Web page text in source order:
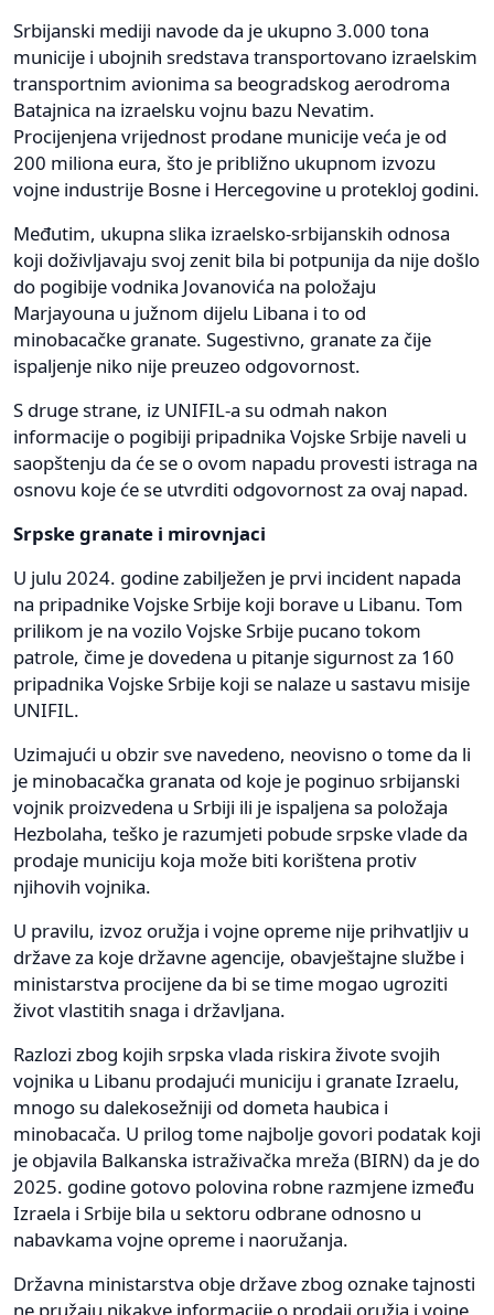
Srbijanski mediji navode da je ukupno 3.000 tona
municije i ubojnih sredstava transportovano izraelskim
transportnim avionima sa beogradskog aerodroma
Batajnica na izraelsku vojnu bazu Nevatim.
Procijenjena vrijednost prodane municije veća je od
200 miliona eura, što je približno ukupnom izvozu
vojne industrije Bosne i Hercegovine u protekloj godini.
Međutim, ukupna slika izraelsko-srbijanskih odnosa
koji doživljavaju svoj zenit bila bi potpunija da nije došlo
do pogibije vodnika Jovanovića na položaju
Marjayouna u južnom dijelu Libana i to od
minobacačke granate. Sugestivno, granate za čije
ispaljenje niko nije preuzeo odgovornost.
S druge strane, iz UNIFIL-a su odmah nakon
informacije o pogibiji pripadnika Vojske Srbije naveli u
saopštenju da će se o ovom napadu provesti istraga na
osnovu koje će se utvrditi odgovornost za ovaj napad.
Srpske granate i mirovnjaci
U julu 2024. godine zabilježen je prvi incident napada
na pripadnike Vojske Srbije koji borave u Libanu. Tom
prilikom je na vozilo Vojske Srbije pucano tokom
patrole, čime je dovedena u pitanje sigurnost za 160
pripadnika Vojske Srbije koji se nalaze u sastavu misije
UNIFIL.
Uzimajući u obzir sve navedeno, neovisno o tome da li
je minobacačka granata od koje je poginuo srbijanski
vojnik proizvedena u Srbiji ili je ispaljena sa položaja
Hezbolaha, teško je razumjeti pobude srpske vlade da
prodaje municiju koja može biti korištena protiv
njihovih vojnika.
U pravilu, izvoz oružja i vojne opreme nije prihvatljiv u
države za koje državne agencije, obavještajne službe i
ministarstva procijene da bi se time mogao ugroziti
život vlastitih snaga i državljana.
Razlozi zbog kojih srpska vlada riskira živote svojih
vojnika u Libanu prodajući municiju i granate Izraelu,
mnogo su dalekosežniji od dometa haubica i
minobacača. U prilog tome najbolje govori podatak koji
je objavila Balkanska istraživačka mreža (BIRN) da je do
2025. godine gotovo polovina robne razmjene između
Izraela i Srbije bila u sektoru odbrane odnosno u
nabavkama vojne opreme i naoružanja.
Državna ministarstva obje države zbog oznake tajnosti
ne pružaju nikakve informacije o prodaji oružja i vojne